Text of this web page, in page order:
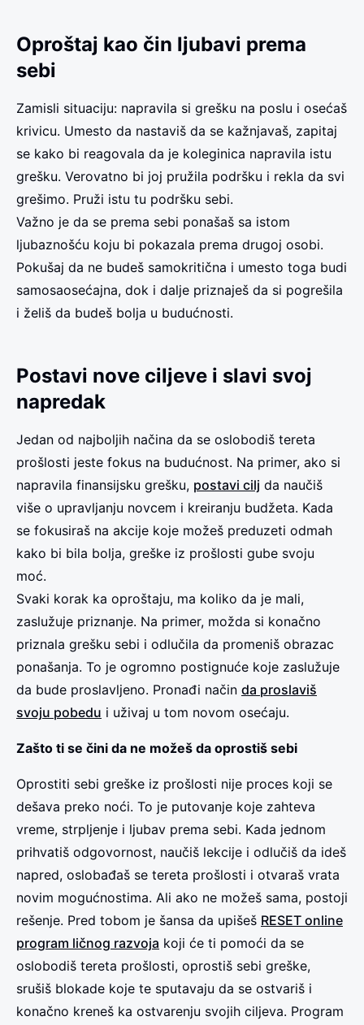
Oproštaj kao čin ljubavi prema
sebi
Zamisli situaciju: napravila si grešku na poslu i osećaš
krivicu. Umesto da nastaviš da se kažnjavaš, zapitaj
se kako bi reagovala da je koleginica napravila istu
grešku. Verovatno bi joj pružila podršku i rekla da svi
grešimo. Pruži istu tu podršku sebi.
Važno je da se prema sebi ponašaš sa istom
ljubaznošću koju bi pokazala prema drugoj osobi.
Pokušaj da ne budeš samokritična i umesto toga budi
samosaosećajna, dok i dalje priznaješ da si pogrešila
i želiš da budeš bolja u budućnosti.
Postavi nove ciljeve i slavi svoj
napredak
Jedan od najboljih načina da se oslobodiš tereta
prošlosti jeste fokus na budućnost. Na primer, ako si
napravila finansijsku grešku, postavi cilj da naučiš
više o upravljanju novcem i kreiranju budžeta. Kada
se fokusiraš na akcije koje možeš preduzeti odmah
kako bi bila bolja, greške iz prošlosti gube svoju
moć.
Svaki korak ka oproštaju, ma koliko da je mali,
zaslužuje priznanje. Na primer, možda si konačno
priznala grešku sebi i odlučila da promeniš obrazac
ponašanja. To je ogromno postignuće koje zaslužuje
da bude proslavljeno. Pronađi način da proslaviš
svoju pobedu i uživaj u tom novom osećaju.
Zašto ti se čini da ne možeš da oprostiš sebi
Oprostiti sebi greške iz prošlosti nije proces koji se
dešava preko noći. To je putovanje koje zahteva
vreme, strpljenje i ljubav prema sebi. Kada jednom
prihvatiš odgovornost, naučiš lekcije i odlučiš da ideš
napred, oslobađaš se tereta prošlosti i otvaraš vrata
novim mogućnostima. Ali ako ne možeš sama, postoji
rešenje. Pred tobom je šansa da upišeš RESET online
program ličnog razvoja koji će ti pomoći da se
oslobodiš tereta prošlosti, oprostiš sebi greške,
srušiš blokade koje te sputavaju da se ostvariš i
konačno kreneš ka ostvarenju svojih ciljeva. Program